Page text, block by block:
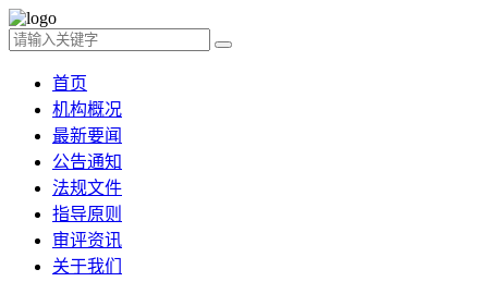
首页
机构概况
最新要闻
公告通知
法规文件
指导原则
审评资讯
关于我们